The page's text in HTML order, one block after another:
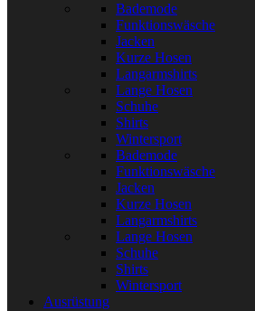
Bademode
Funktionswäsche
Jacken
Kurze Hosen
Langarmshirts
Lange Hosen
Schuhe
Shirts
Wintersport
Bademode
Funktionswäsche
Jacken
Kurze Hosen
Langarmshirts
Lange Hosen
Schuhe
Shirts
Wintersport
Ausrüstung